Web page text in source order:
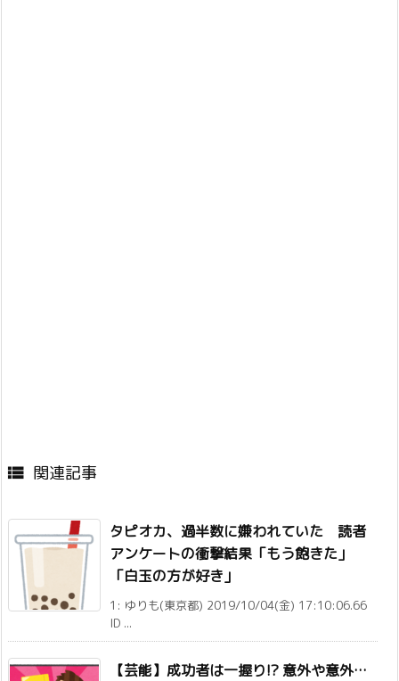
 関連記事
タピオカ、過半数に嫌われていた 読者
アンケートの衝撃結果「もう飽きた」
「白玉の方が好き」
1: ゆりも(東京都) 2019/10/04(金) 17:10:06.66
ID ...
【芸能】成功者は一握り!? 意外や意外…